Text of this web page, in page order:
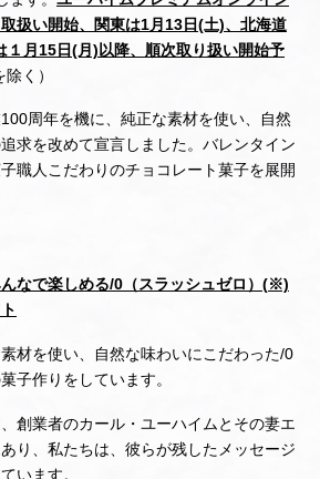
扱い開始、関東は1月13日(土)、北海道
１月15日(月)以降、順次取り扱い開始予
く）
周年を機に、純正な素材を使い、自然
求を改めて宣言しました。バレンタイン
職人こだわりのチョコレート菓子を展開
なで楽しめる/0（スラッシュゼロ） (※)
材を使い、自然な味わいにこだわった/0
子作りをしています。
創業者のカール・ユーハイムとその妻エ
り、私たちは、彼らが残したメッセージ
います。